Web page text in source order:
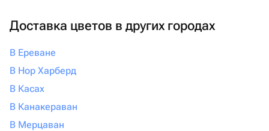
Доставка цветов в других городах
В Ереване
В Нор Харберд
В Касах
В Канакераван
В Мерцаван